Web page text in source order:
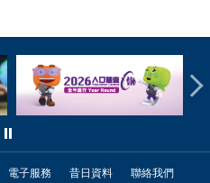
電子服務 昔日資料
聯絡我們